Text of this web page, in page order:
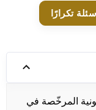
تكرارًا
المرخّصة في